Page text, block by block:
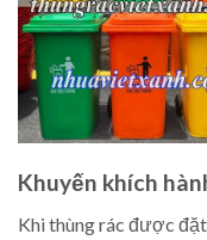
Khuyến khích
Khi thùng rác được